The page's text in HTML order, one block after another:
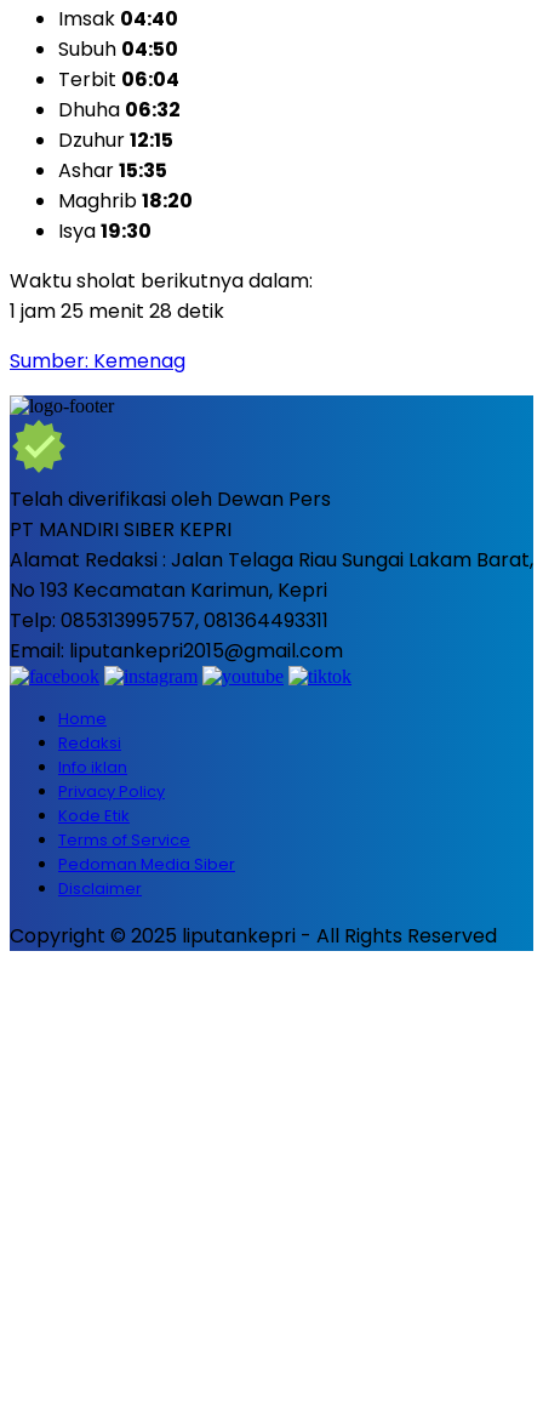
Imsak 04:40
Subuh 04:50
Terbit 06:04
Dhuha 06:32
Dzuhur12:15
Ashar15:35
Maghrib18:20
Isya19:30
Waktu sholat berikutnya dalam:
1 jam 25 menit 27 detik
Sumber: Kemenag
Telah diverifikasi oleh Dewan Pers
PT MANDIRI SIBER KEPRI
Alamat Redaksi : Jalan Telaga Riau Sungai Lakam Barat,
No 193 Kecamatan Karimun, Kepri
Telp: 085313995757, 081364493311
Email: liputankepri2015@gmail.com
Home
Redaksi
Info iklan
Privacy Policy
Kode Etik
Terms of Service
Pedoman Media Siber
Disclaimer
Copyright © 2025 liputankepri - All Rights Reserved